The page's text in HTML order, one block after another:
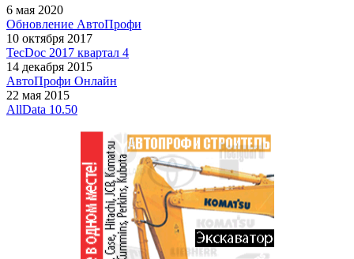
6 мая 2020
Обновление АвтоПрофи
10 октября 2017
TecDoc 2017 квартал 4
14 декабря 2015
АвтоПрофи Онлайн
22 мая 2015
AllData 10.50